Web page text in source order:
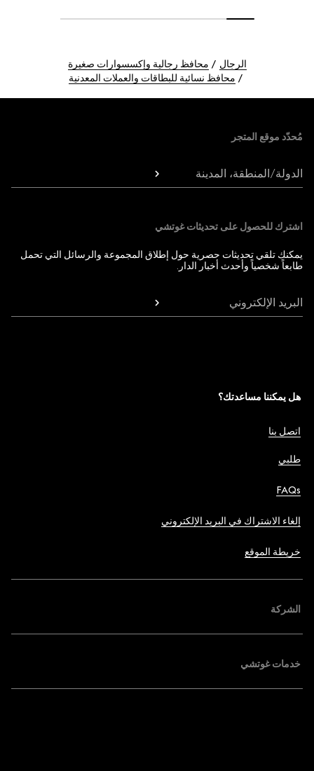
الرجال
محافظ رجالية وإكسسوارات صغيرة
محافظ نسائية للبطاقات والعملات المعدنية
مُحدّد موقع المتجر
الدولة/المنطقة، المدينة
اشترك للحصول على تحديثات غوتشي
يمكنك تلقي تحديثات حصرية حول إطلاق المجموعة والرسائل التي تحمل
طابعاً شخصياً وأحدث أخبار الدار.
البريد الإلكتروني
هل يمكننا مساعدتك؟
اتصل بنا
طلبي
FAQs
إلغاء الاشتراك في البريد الإلكتروني
خريطة الموقع
الشركة
خدمات غوتشي